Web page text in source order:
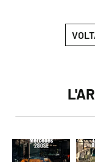
lart.br
Ago 9